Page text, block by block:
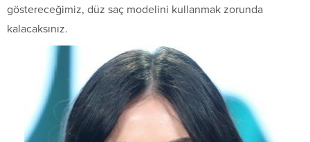
göstereceğimiz, düz saç modelini kullanmak zorunda
kalacaksınız.